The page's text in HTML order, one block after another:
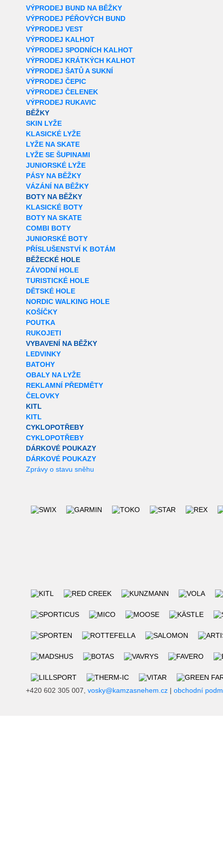
VÝPRODEJ BUND NA BĚŽKY
VÝPRODEJ PÉŘOVÝCH BUND
VÝPRODEJ VEST
VÝPRODEJ KALHOT
VÝPRODEJ SPODNÍCH KALHOT
VÝPRODEJ KRÁTKÝCH KALHOT
VÝPRODEJ ŠATŮ A SUKNÍ
VÝPRODEJ ČEPIC
VÝPRODEJ ČELENEK
VÝPRODEJ RUKAVIC
BĚŽKY
SKIN LYŽE
KLASICKÉ LYŽE
LYŽE NA SKATE
LYŽE SE ŠUPINAMI
JUNIORSKÉ LYŽE
PÁSY NA BĚŽKY
VÁZÁNÍ NA BĚŽKY
BOTY NA BĚŽKY
KLASICKÉ BOTY
BOTY NA SKATE
COMBI BOTY
JUNIORSKÉ BOTY
PŘÍSLUŠENSTVÍ K BOTÁM
BĚŽECKÉ HOLE
ZÁVODNÍ HOLE
TURISTICKÉ HOLE
DĚTSKÉ HOLE
NORDIC WALKING HOLE
KOŠÍČKY
POUTKA
RUKOJETI
VYBAVENÍ NA BĚŽKY
LEDVINKY
BATOHY
OBALY NA LYŽE
REKLAMNÍ PŘEDMĚTY
ČELOVKY
KITL
KITL
CYKLOPOTŘEBY
CYKLOPOTŘEBY
DÁRKOVÉ POUKAZY
DÁRKOVÉ POUKAZY
Zprávy o stavu sněhu
+420 602 305 007, vosky@kamzasnehem.cz | obchodní